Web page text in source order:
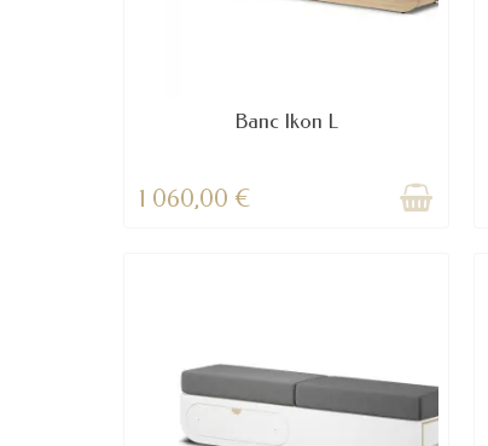
Banc Ikon L
1 060,00 €